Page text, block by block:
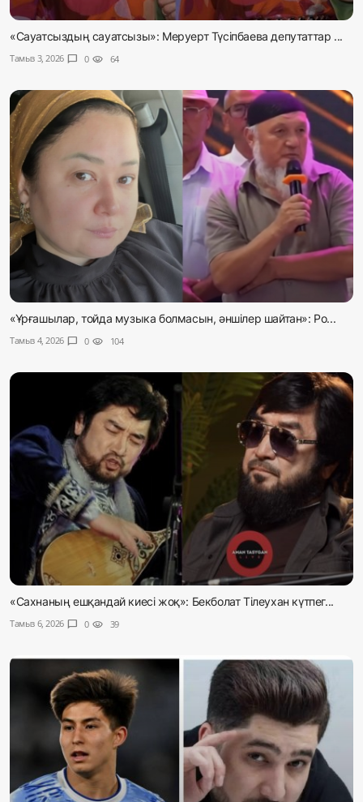
«Сауатсыздың сауатсызы»: Меруерт Түсіпбаева депутаттар ...
Тамыз 3, 2026 chat_bubble 0 visibility 64
«Ұрғашылар, тойда музыка болмасын, әншілер шайтан»: Ро...
Тамыз 4, 2026 chat_bubble 0 visibility 104
«Сахнаның ешқандай киесі жоқ»: Бекболат Тілеухан күтпег...
Тамыз 6, 2026 chat_bubble 0 visibility 39